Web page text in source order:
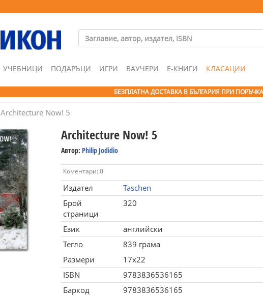
УЧЕБНИЦИ ПОДАРЪЦИ ИГРИ ВАУЧЕРИ Е-КНИГИ КЛАСАЦИИ
БЕЗПЛАТНА ДОСТАВКА В БЪЛГАРИЯ ПРИ ПОРЪЧКА
Architecture Now! 5
Architecture Now! 5
Автор: Philip Jodidio
Коментари: 0
Издател
Taschen
Брой
страници
320
Език
английски
Тегло
839 грама
Размери
17x22
ISBN
9783836536165
Баркод
9783836536165